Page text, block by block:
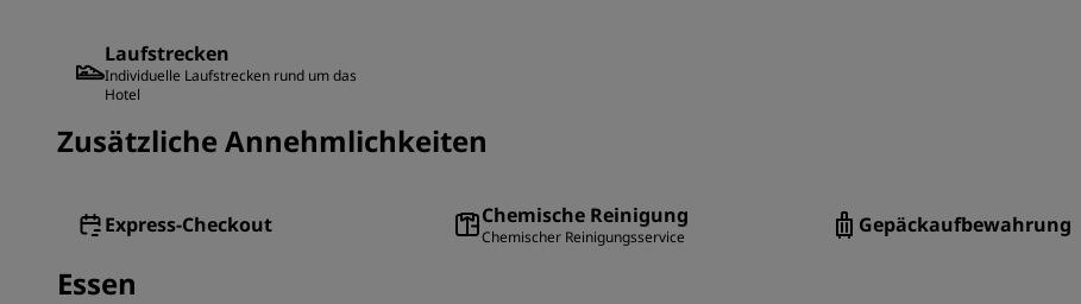
Laufstrecken
Individuelle Laufstrecken rund um das
Hotel
Zusätzliche Annehmlichkeiten
Express-Checkout Chemische Reinigung
Chemischer Reinigungsservice Gepäckaufbewahrung
Essen